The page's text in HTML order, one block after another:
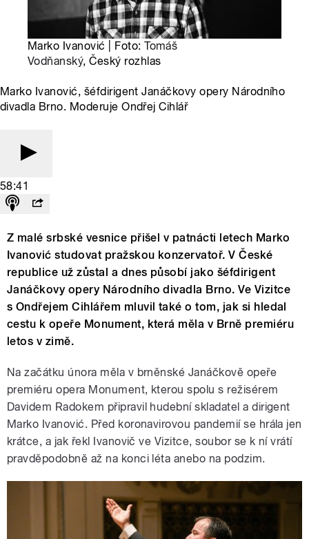
Marko Ivanović | Foto:Tomáš
Vodňanský, Český rozhlas
Marko Ivanović, šéfdirigent Janáčkovy opery Národního
divadla Brno. Moderuje Ondřej Cihlář
58:41
Z malé srbské vesnice přišel v patnácti letech Marko
Ivanović studovat pražskou konzervatoř. V České
republice už zůstal a dnes působí jako šéfdirigent
Janáčkovy opery Národního divadla Brno. Ve Vizitce
s Ondřejem Cihlářem mluvil také o tom, jak si hledal
cestu k opeře Monument, která měla v Brně premiéru
letos v zimě.
Na začátku února měla v brněnské Janáčkově opeře
premiéru opera Monument, kterou spolu s režisérem
Davidem Radokem připravil hudební skladatel a dirigent
Marko Ivanović. Před koronavirovou pandemií se hrála jen
krátce, a jak řekl Ivanovič ve Vizitce, soubor se k ní vrátí
pravděpodobně až na konci léta anebo na podzim.